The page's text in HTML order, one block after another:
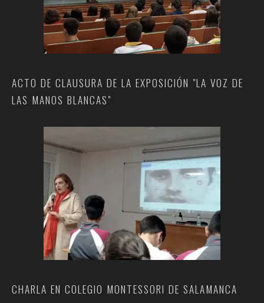
ACTO DE CLAUSURA DE LA EXPOSICIÓN "LA VOZ DE
LAS MANOS BLANCAS"
CHARLA EN COLEGIO MONTESSORI DE SALAMANCA